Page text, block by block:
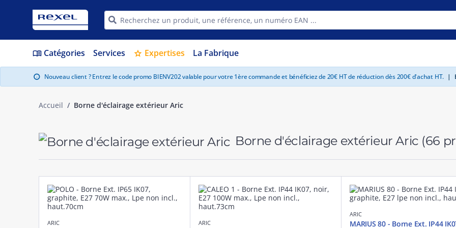
menu_book Catégories Services star Expertises La Fabrique
info Nouveau client ? Entrez le code promo BIENV202 valable pour votre 1ère commande et bénéficiez de 20€ HT de réduction dès 200€ d'achat HT. |
Accueil Borne d'éclairage extérieur Aric
Borne d'éclairage extérieur Aric (66
ARIC ARIC
ARIC
MARIUS 80 - Borne Ext. IP44